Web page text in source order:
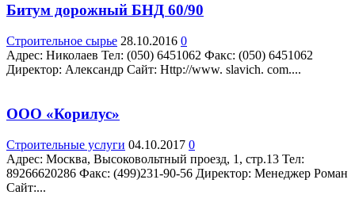
Битум дорожный БНД 60/90
Строительное сырье 28.10.2016 0
Адрес: Николаев Teл: (050) 6451062 Факс: (050) 6451062
Директор: Александр Сайт: Http://www. slavich. com....
ООО «Корилус»
Строительные услуги 04.10.2017 0
Адрес: Москва, Высоковольтный проезд, 1, стр.13 Teл:
89266620286 Факс: (499)231-90-56 Директор: Менеджер Роман
Сайт:...